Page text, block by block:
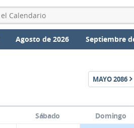
Agosto de 2026 Septiembre
MAYO2086
Sábado
Domingo